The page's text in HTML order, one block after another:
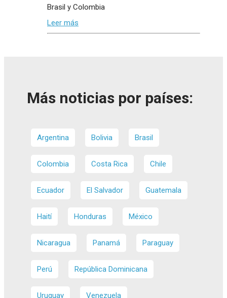
Brasil y Colombia
Leer más
Más noticias por países:
Argentina Bolivia Brasil
Colombia Costa Rica Chile
Ecuador El Salvador Guatemala
Haití Honduras México
Nicaragua Panamá Paraguay
Perú República Dominicana
Uruguay Venezuela